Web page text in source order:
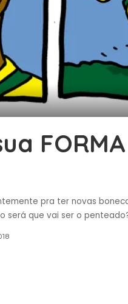
pra ter novas
que vai ser o penteado?